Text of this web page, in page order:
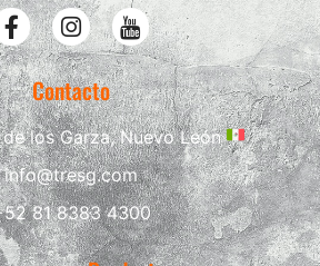
Contacto
los Garza, Nuevo León
info@tresg.com
81 8383 4300